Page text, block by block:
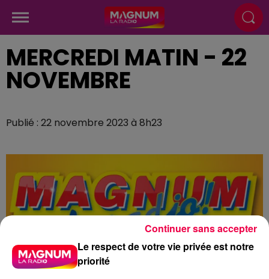
MERCREDI MATIN - 22
NOVEMBRE
Publié : 22 novembre 2023 à 8h23
Le respect de votre vie privée est notre
priorité
Continuer sans accepter